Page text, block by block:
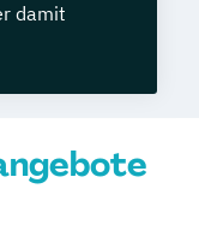
damit